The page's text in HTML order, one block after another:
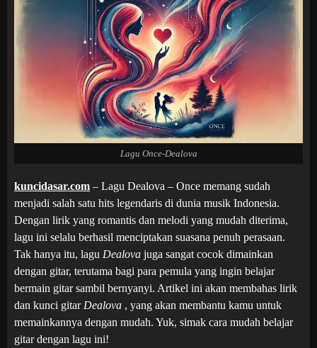
Lagu Once-Dealova
kuncidasar.com – Lagu Dealova – Once memang sudah
menjadi salah satu hits legendaris di dunia musik Indonesia.
Dengan lirik yang romantis dan melodi yang mudah diterima,
lagu ini selalu berhasil menciptakan suasana penuh perasaan.
Tak hanya itu, lagu Dealova juga sangat cocok dimainkan
dengan gitar, terutama bagi para pemula yang ingin belajar
bermain gitar sambil bernyanyi. Artikel ini akan membahas lirik
dan kunci gitarDealova , yang akan membantu kamu untuk
memainkannya dengan mudah. Yuk, simak cara mudah belajar
gitar dengan lagu ini!